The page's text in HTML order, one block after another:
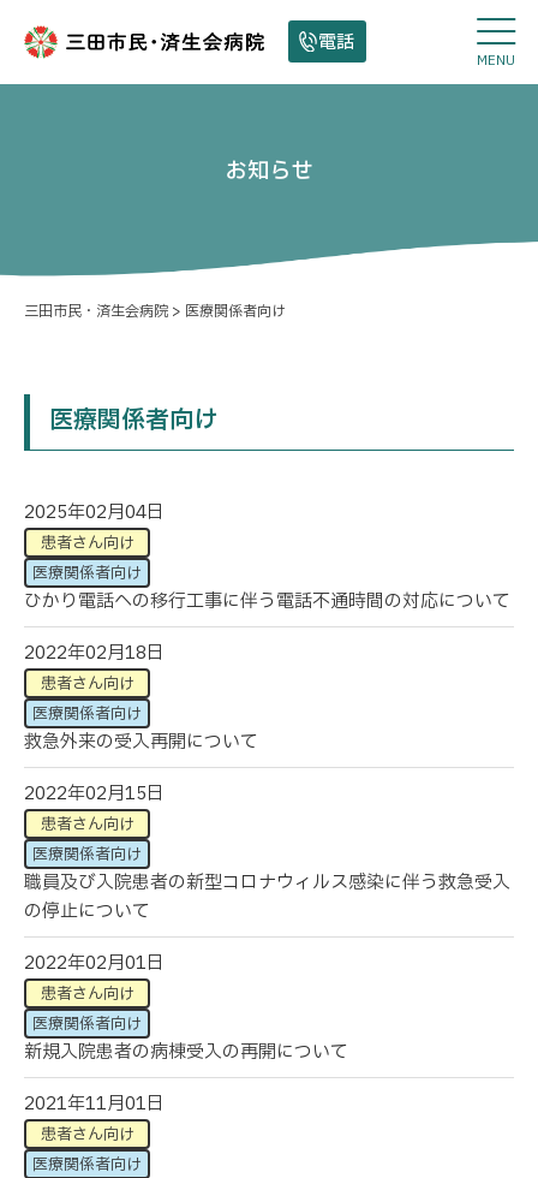
MENU
電話
お知らせ
三田市民・済生会病院 > 医療関係者向け
医療関係者向け
2025年02月04日
患者さん向け
医療関係者向け
ひかり電話への移行工事に伴う電話不通時間の対応について
2022年02月18日
患者さん向け
医療関係者向け
救急外来の受入再開について
2022年02月15日
患者さん向け
医療関係者向け
職員及び入院患者の新型コロナウィルス感染に伴う救急受入
の停止について
2022年02月01日
患者さん向け
医療関係者向け
新規入院患者の病棟受入の再開について
2021年11月01日
患者さん向け
医療関係者向け